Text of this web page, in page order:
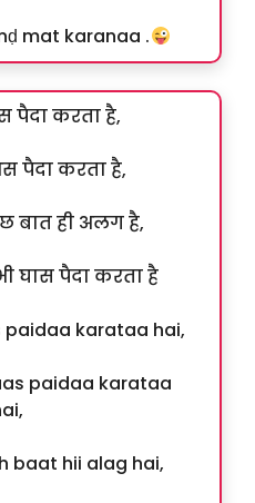
mat karanaa .
पैदा करता है,
करता है,
बात ही अलग है,
घास पैदा करता है
paidaa karataa hai,
paidaa karataa
baat hii alag hai,